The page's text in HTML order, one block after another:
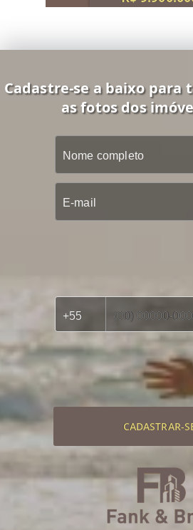
Cadastre-se a baixo para
as fotos dos
CADASTRAR-